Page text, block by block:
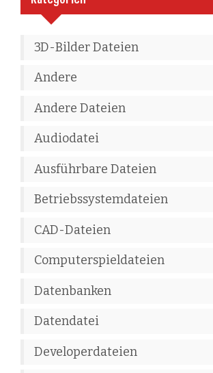
3D-Bilder Dateien
Andere
Andere Dateien
Audiodatei
Ausführbare Dateien
Betriebssystemdateien
CAD-Dateien
Computerspieldateien
Datenbanken
Datendatei
Developerdateien